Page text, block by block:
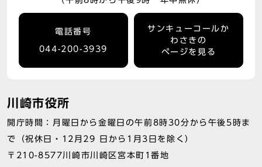
電話番号
044-200-3939
サンキューコールか
わさきの
ページを見る
川崎市役所
開庁時間：月曜日から金曜日の午前8時30分から午後5時ま
で（祝休日・12月29 日から1月3日を除く）
〒210-8577川崎市川崎区宮本町1番地